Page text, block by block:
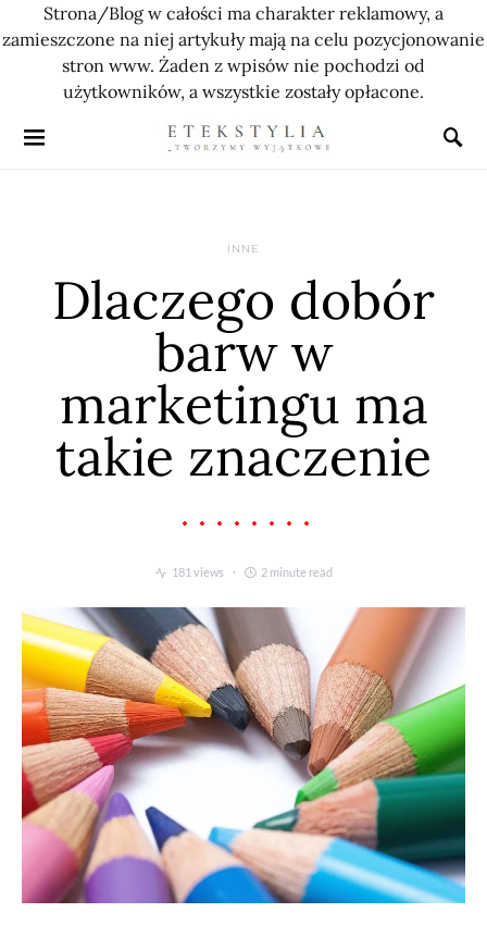
Strona/Blog w całości ma charakter reklamowy, a
zamieszczone na niej artykuły mają na celu pozycjonowanie
stron www. Żaden z wpisów nie pochodzi od
użytkowników, a wszystkie zostały opłacone.
INNE
Dlaczego dobór
barw w
marketingu ma
takie znaczenie
181 views 2 minute read